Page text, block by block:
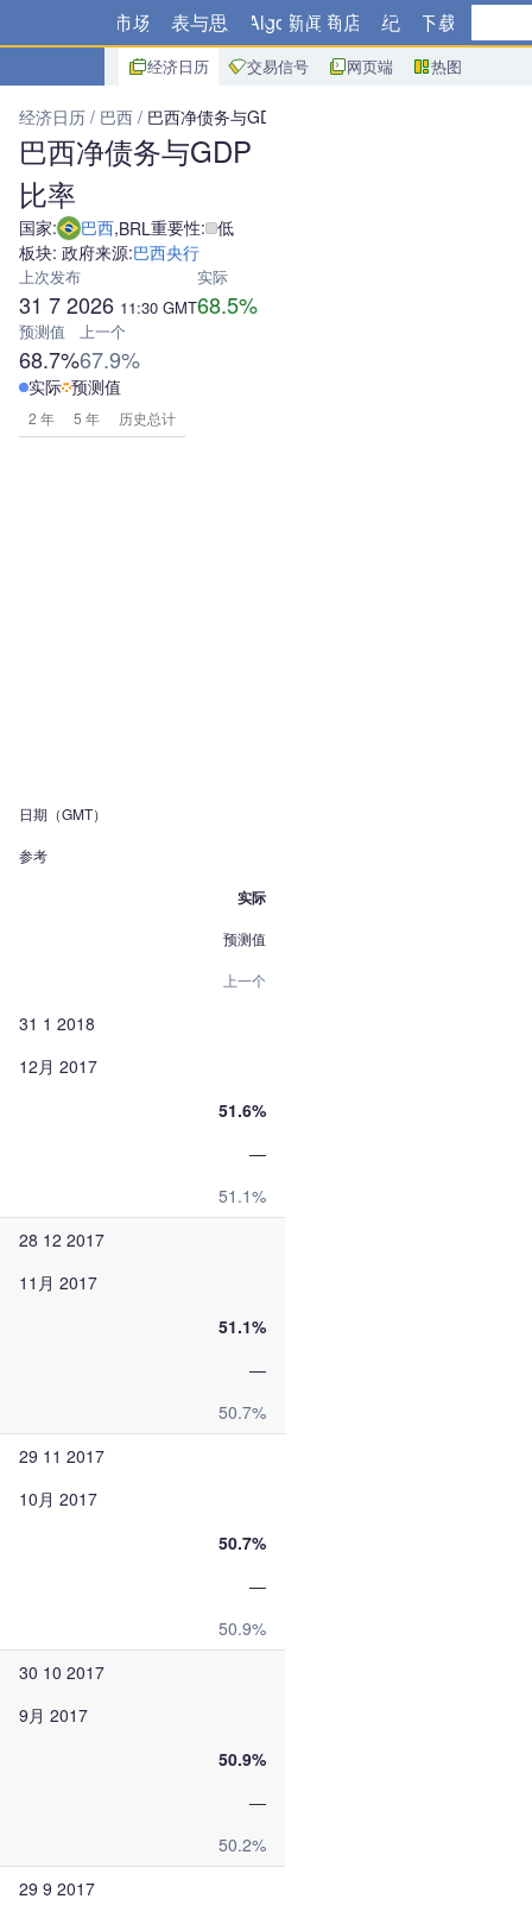
市场 图表与思路 Algo 新闻 商店 经纪商 下载
经济日历 交易信号 网页端 热图
经济日历 巴西 巴西净债务与GDP比率
巴西净债务与GDP
比率
国家: 巴西,BRL重要性: 低
板块: 政府来源:巴西央行
上次发布
31 7 2026 11:30 GMT
实际
68.5%
预测值
68.7%
上一个
67.9%
实际 预测值
2 年 5 年 历史总计
日期（GMT）
参考
实际
预测值
上一个
31 1 2018
12月 2017
51.6%
—
51.1%
28 12 2017
11月 2017
51.1%
—
50.7%
29 11 2017
10月 2017
50.7%
—
50.9%
30 10 2017
9月 2017
50.9%
—
50.2%
29 9 2017